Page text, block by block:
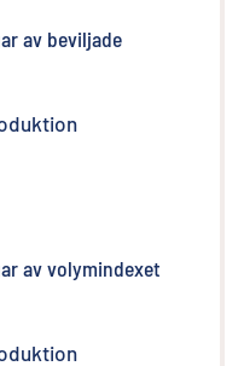
av beviljade
av volymindexet